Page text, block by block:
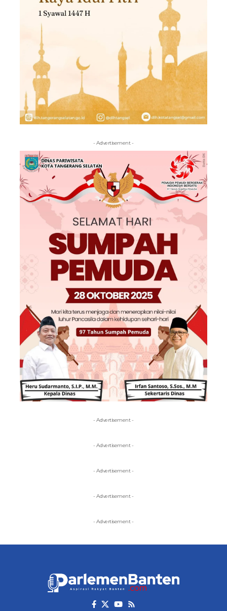
- Advertisement -
- Advertisement -
- Advertisement -
- Advertisement -
- Advertisement -
- Advertisement -